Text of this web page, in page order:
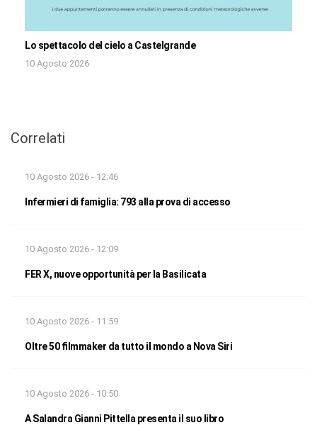
Lo spettacolo del cielo a Castelgrande
10 Agosto 2026
Correlati
10 Agosto 2026 - 12:46
Infermieri di famiglia: 793 alla prova di accesso
10 Agosto 2026 - 12:09
FER X, nuove opportunità per la Basilicata
10 Agosto 2026 - 11:59
Oltre 50 filmmaker da tutto il mondo a Nova Siri
10 Agosto 2026 - 10:50
A Salandra Gianni Pittella presenta il suo libro